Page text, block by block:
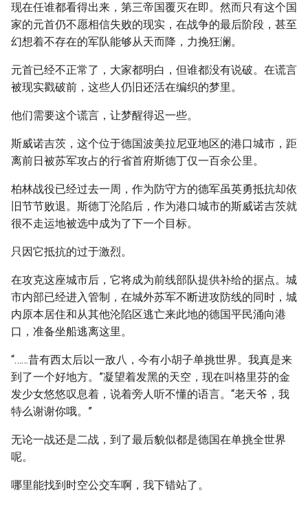
现在任谁都看得出来，第三帝国覆灭在即。然而只有这个国
家的元首仍不愿相信失败的现实，在战争的最后阶段，甚至
幻想着不存在的军队能够从天而降，力挽狂澜。
元首已经不正常了，大家都明白，但谁都没有说破。在谎言
被现实戳破前，这些人仍旧还活在编织的梦里。
他们需要这个谎言，让梦醒得迟一些。
斯威诺吉茨，这个位于德国波美拉尼亚地区的港口城市，距
离前日被苏军攻占的行省首府斯德丁仅一百余公里。
柏林战役已经过去一周，作为防守方的德军虽英勇抵抗却依
旧节节败退。斯德丁沦陷后，作为港口城市的斯威诺吉茨就
很不走运地被选中成为了下一个目标。
只因它抵抗的过于激烈。
在攻克这座城市后，它将成为前线部队提供补给的据点。城
市内部已经进入管制，在城外苏军不断进攻防线的同时，城
内原本居住和从其他沦陷区逃亡来此地的德国平民涌向港
口，准备坐船逃离这里。
“……昔有西太后以一敌八，今有小胡子单挑世界。我真是来
到了一个好地方。”凝望着发黑的天空，现在叫格里芬的金
发少女悠悠叹息着，说着旁人听不懂的语言。“老天爷，我
特么谢谢你哦。”
无论一战还是二战，到了最后貌似都是德国在单挑全世界
呢。
哪里能找到时空公交车啊，我下错站了。